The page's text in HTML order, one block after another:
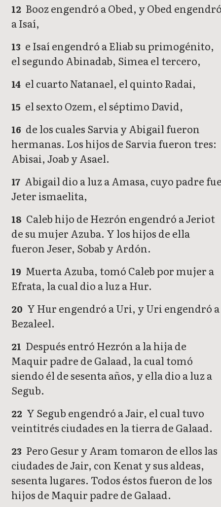
12 Booz engendró a Obed, y Obed
a Isaí,
13 e Isaí engendró a Eliab su primogénito,
el segundo Abinadab, Simea el tercero,
14 el cuarto Natanael, el quinto Radai,
15 el sexto Ozem, el séptimo David,
16 de los cuales Sarvia y Abigail fueron
hermanas. Los hijos de Sarvia fueron tres:
Abisai, Joab y Asael.
17 Abigail dio a luz a Amasa, cuyo padre
Jeter ismaelita,
18 Caleb hijo de Hezrón engendró a Jeriot
de su mujer Azuba. Y los hijos de ella
fueron Jeser, Sobab y Ardón.
19 Muerta Azuba, tomó Caleb por mujer a
Efrata, la cual dio a luz a Hur.
20 Y Hur engendró a Uri, y Uri engendró a
Bezaleel.
21 Después entró Hezrón a la hija de
Maquir padre de Galaad, la cual tomó
siendo él de sesenta años, y ella dio a luz a
Segub.
22 Y Segub engendró a Jair, el cual tuvo
veintitrés ciudades en la tierra de Galaad.
23 Pero Gesur y Aram tomaron de ellos las
ciudades de Jair, con Kenat y sus aldeas,
sesenta lugares. Todos éstos fueron de los
hijos de Maquir padre de Galaad.